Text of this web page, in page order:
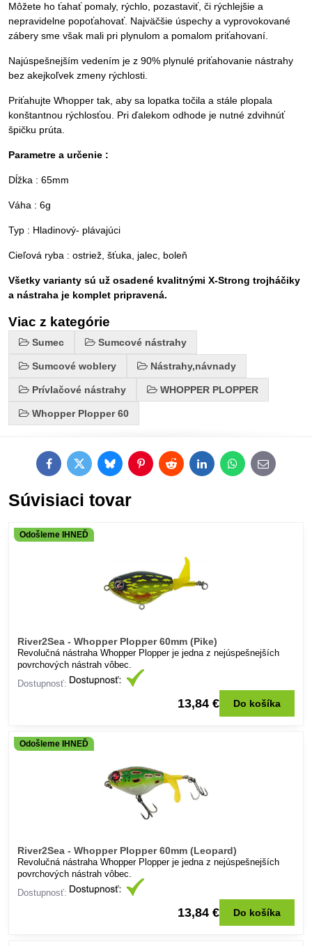
Môžete ho ťahať pomaly, rýchlo, pozastaviť, či rýchlejšie a
nepravidelne popoťahovať. Najväčšie úspechy a vyprovokované
zábery sme však mali pri plynulom a pomalom priťahovaní.
Najúspešnejším vedením je z 90% plynulé priťahovanie nástrahy
bez akejkoľvek zmeny rýchlosti.
Priťahujte Whopper tak, aby sa lopatka točila a stále plopala
konštantnou rýchlosťou. Pri ďalekom odhode je nutné zdvihnúť
špičku prúta.
Parametre a určenie :
Dĺžka : 65mm
Váha : 6g
Typ : Hladinový- plávajúci
Cieľová ryba : ostriež, šťuka, jalec, boleň
Všetky varianty sú už osadené kvalitnými X-Strong trojháčiky
a nástraha je komplet pripravená.
Viac z kategórie
Sumec Sumcové nástrahy
Sumcové woblery Nástrahy,návnady
Prívlačové nástrahy WHOPPER PLOPPER
Whopper Plopper 60
FacebookTwitterBlueskyPinterestRedditLinkedInWhatsApp
E-
mail
Súvisiaci tovar
River2Sea - Whopper Plopper 60mm (Pike)
Odošleme IHNEĎ
Revolučná nástraha Whopper Plopper je jedna z nejúspešnejších
povrchových nástrah vôbec.
Dostupnosť:
13,84 € Do košíka
River2Sea - Whopper Plopper 60mm (Leopard)
Odošleme IHNEĎ
Revolučná nástraha Whopper Plopper je jedna z nejúspešnejších
povrchových nástrah vôbec.
Dostupnosť:
13,84 € Do košíka